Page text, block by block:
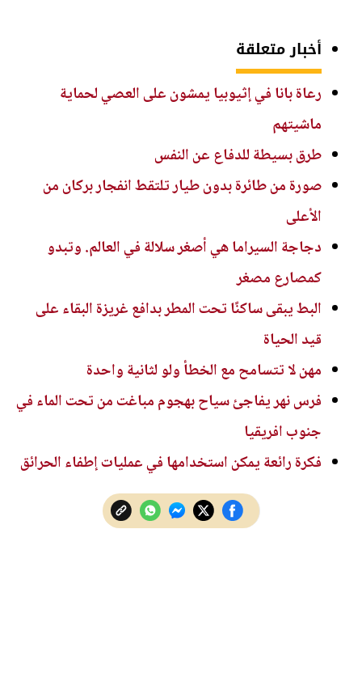
أخبار متعلقة
رعاة بانا في إثيوبيا يمشون على العصي لحماية
ماشيتهم
طرق بسيطة للدفاع عن النفس
صورة من طائرة بدون طيار تلتقط انفجار بركان من
الأعلى
دجاجة السيراما هي أصغر سلالة في العالم. وتبدو
كمصارع مصغر
البط يبقى ساكنًا تحت المطر بدافع غريزة البقاء على
قيد الحياة
مهن لا تتسامح مع الخطأ ولو لثانية واحدة
فرس نهر يفاجئ سياح بهجوم مباغت من تحت الماء في
جنوب افريقيا
فكرة رائعة يمكن استخدامها في عمليات إطفاء الحرائق